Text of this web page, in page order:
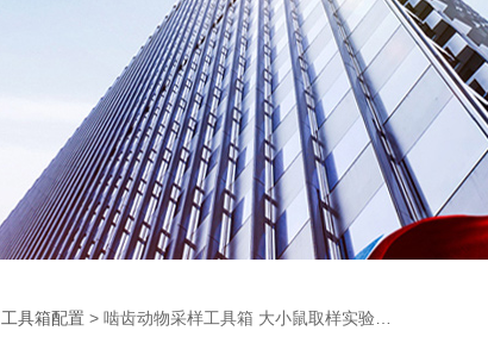
工具箱配置 > 啮齿动物采样工具箱 大小鼠取样实验工具